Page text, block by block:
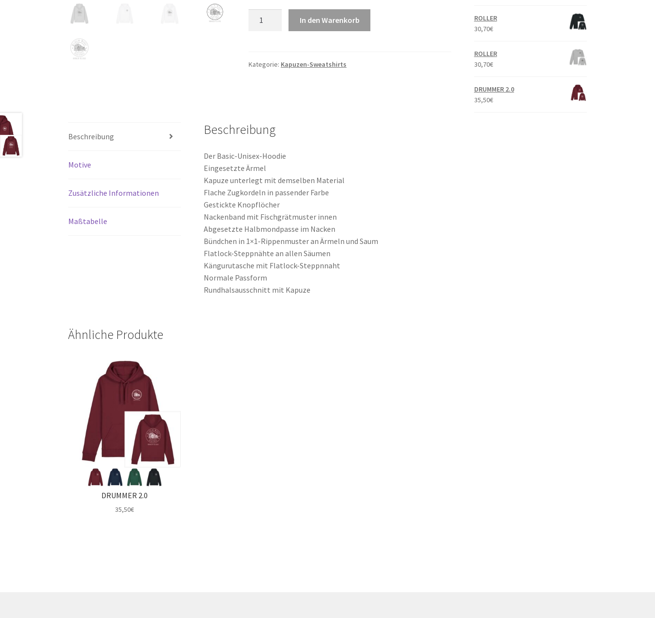
In den Warenkorb
Kategorie: Kapuzen-Sweatshirts
Beschreibung
Motive
Zusätzliche Informationen
Maßtabelle
Beschreibung
Der Basic-Unisex-Hoodie
Eingesetzte Ärmel
Kapuze unterlegt mit demselben Material
Flache Zugkordeln in passender Farbe
Gestickte Knopflöcher
Nackenband mit Fischgrätmuster innen
Abgesetzte Halbmondpasse im Nacken
Bündchen in 1×1-Rippenmuster an Ärmeln und Saum
Flatlock-Steppnähte an allen Säumen
Kängurutasche mit Flatlock-Steppnnaht
Normale Passform
Rundhalsausschnitt mit Kapuze
Ähnliche Produkte
DRUMMER 2.0
35,50€
ROLLER
30,70€
ROLLER
30,70€
DRUMMER 2.0
35,50€